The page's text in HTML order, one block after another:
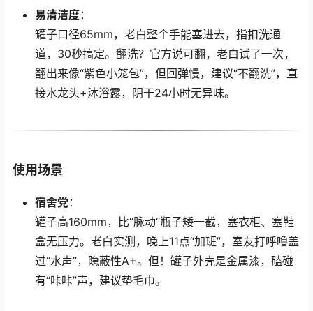
易清洁度：
罐子口径65mm，老白整个手能塞进去，指扣洗通
道，30秒搞定。翻洗？官方说可翻，老白试了一次，
翻出来像“紫色小笼包”，但回弹慢，建议“不翻洗”，直
接水龙头+沐浴露，阴干24小时无异味。
使用场景
宿舍党：
罐子高160mm，比“脉动”瓶子矮一截，塞衣柜、塞鞋
盒无压力。老白实测，晚上11点“加班”，室友打呼噜盖
过“水声”，隐蔽性A+。但！罐子外壳是金属漆，磕碰
有“咔咔”声，建议垫毛巾。